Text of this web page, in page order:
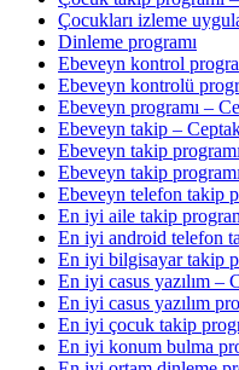
Çocukları izleme
Dinleme programı
Ebeveyn kontrol
Ebeveyn kontrolü
Ebeveyn programı –
Ebeveyn takip –
Ebeveyn takip
Ebeveyn takip
Ebeveyn telefon takip
En iyi aile takip
En iyi android telefon
En iyi bilgisayar takip
En iyi casus yazılım –
En iyi casus yazılım
En iyi çocuk takip
En iyi konum bulma